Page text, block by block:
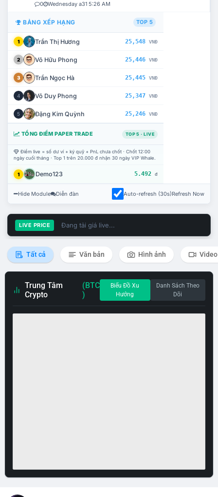
0 Wednesday a31 5:26 AM
BẢNG XẾP HẠNG TOP 5
1 Trần Thị Hương 25,548 VNĐ
2 Võ Hữu Phong 25,446 VNĐ
3 Trần Ngọc Hà 25,445 VNĐ
4 Võ Duy Phong 25,347 VNĐ
5 Đặng Kim Quỳnh 25,246 VNĐ
TỔNG ĐIỂM PAPER TRADE TOP 5 · LIVE
Điểm live = số dư ví + ký quỹ + PnL chưa chốt · Chốt 12:00
ngày cuối tháng · Top 1 trên 20.000 đ nhận 30 ngày VIP Whale.
1 Demo123 5.492 đ
Hide Module Diễn đàn Auto-refresh (30s)Refresh Now
LIVE PRICE Đang tải giá live...
Tất cả Văn bản Hình ảnh Video
Trung Tâm
Crypto
(BTC
)
Biểu Đồ Xu
Hướng
Danh Sách Theo
Dõi